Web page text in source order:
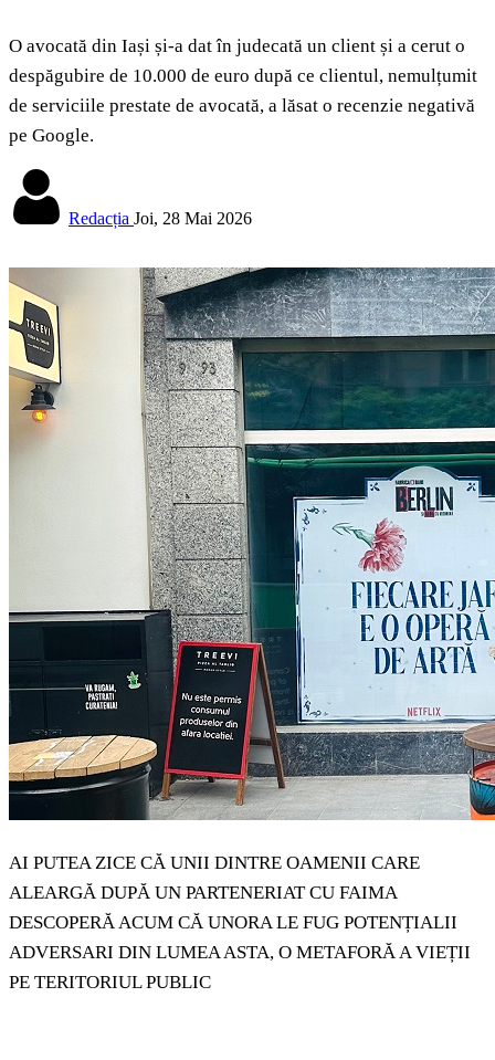
O avocată din Iași și-a dat în judecată un client și a cerut o
despăgubire de 10.000 de euro după ce clientul, nemulțumit
de serviciile prestate de avocată, a lăsat o recenzie negativă
pe Google.
Redacția Joi, 28 Mai 2026
AI PUTEA ZICE CĂ UNII DINTRE OAMENII CARE
ALEARGĂ DUPĂ UN PARTENERIAT CU FAIMA
DESCOPERĂ ACUM CĂ UNORA LE FUG POTENȚIALII
ADVERSARI DIN LUMEA ASTA, O METAFORĂ A VIEȚII
PE TERITORIUL PUBLIC